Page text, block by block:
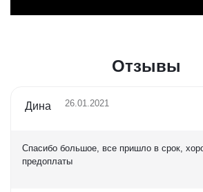
Отзывы
Дина 26.01.2021
Спасибо большое, все пришло в срок,
предоплаты